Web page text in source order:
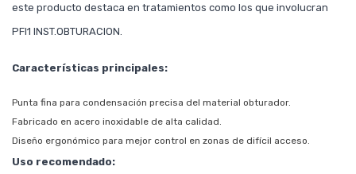
este producto destaca en tratamientos como los que involucran
PFI1 INST.OBTURACION.
Características principales:
Punta fina para condensación precisa del material obturador.
Fabricado en acero inoxidable de alta calidad.
Diseño ergonómico para mejor control en zonas de difícil acceso.
Uso recomendado: